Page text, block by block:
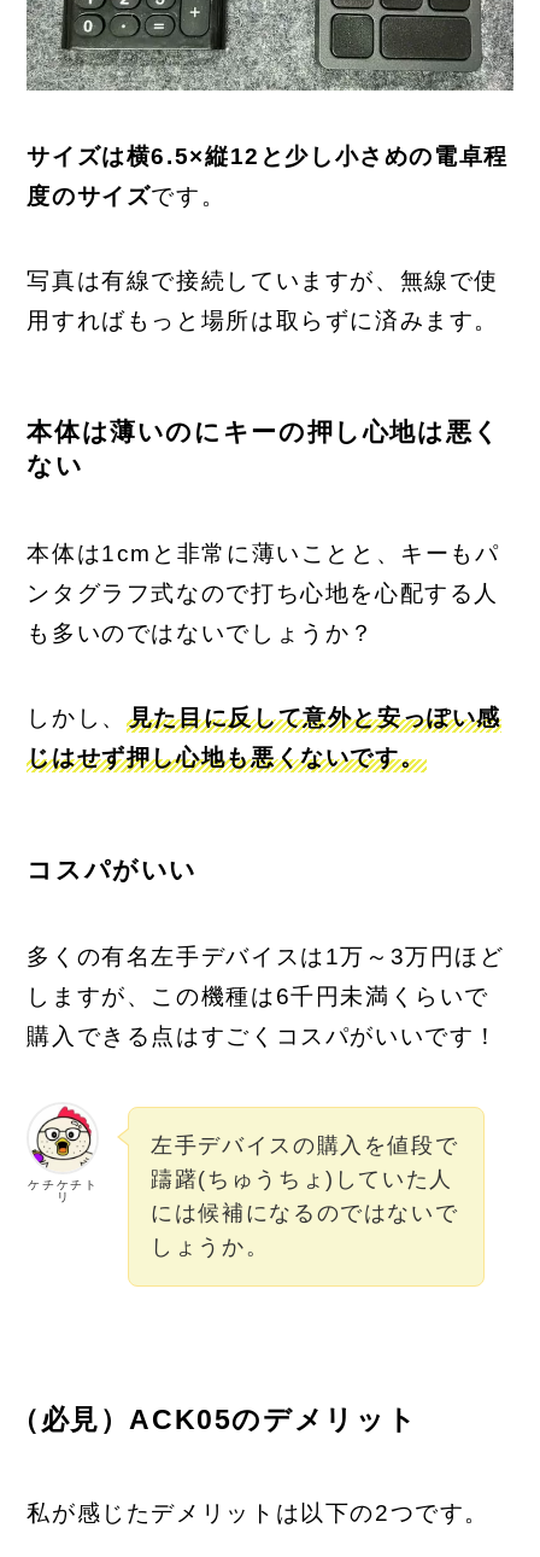
サイズは横6.5×縦12と少し小さめの電卓程
度のサイズです。
写真は有線で接続していますが、無線で使
用すればもっと場所は取らずに済みます。
本体は薄いのにキーの押し心地は悪く
ない
本体は1cmと非常に薄いことと、キーもパ
ンタグラフ式なので打ち心地を心配する人
も多いのではないでしょうか？
しかし、 見た目に反して意外と安っぽい感
じはせず押し心地も悪くないです。
コスパがいい
多くの有名左手デバイスは1万～3万円ほど
しますが、この機種は6千円未満くらいで
購入できる点はすごくコスパがいいです！
ケチケチト
リ
左手デバイスの購入を値段で
躊躇(ちゅうちょ)していた人
には候補になるのではないで
しょうか。
（必見） ACK05のデメリット
私が感じたデメリットは以下の2つです。